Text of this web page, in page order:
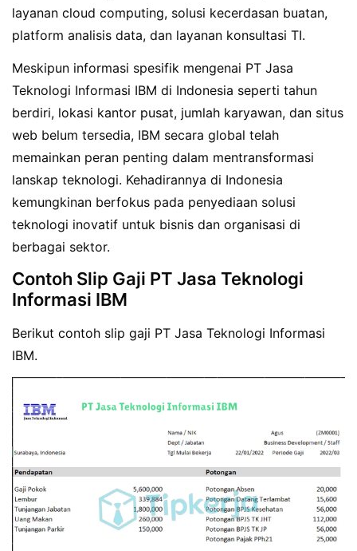
layanan cloud computing, solusi kecerdasan buatan,
platform analisis data, dan layanan konsultasi TI.
Meskipun informasi spesifik mengenai PT Jasa
Teknologi Informasi IBM di Indonesia seperti tahun
berdiri, lokasi kantor pusat, jumlah karyawan, dan situs
web belum tersedia, IBM secara global telah
memainkan peran penting dalam mentransformasi
lanskap teknologi. Kehadirannya di Indonesia
kemungkinan berfokus pada penyediaan solusi
teknologi inovatif untuk bisnis dan organisasi di
berbagai sektor.
Contoh Slip Gaji PT Jasa Teknologi
Informasi IBM
Berikut contoh slip gaji PT Jasa Teknologi Informasi
IBM.